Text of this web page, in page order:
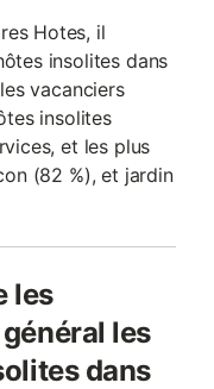
Hotes, il
insolites dans
vacanciers
insolites
et les plus
(82 %), et jardin
les
les
dans